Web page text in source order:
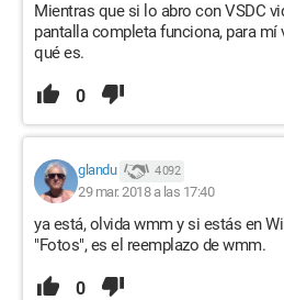
Mientras que si lo abro con VSDC
pantalla completa funciona, para mí
qué es.
0
glandu 4 092
29 mar. 2018 a las 17:40
ya está, olvida wmm y si estás en
"Fotos", es el reemplazo de wmm.
0